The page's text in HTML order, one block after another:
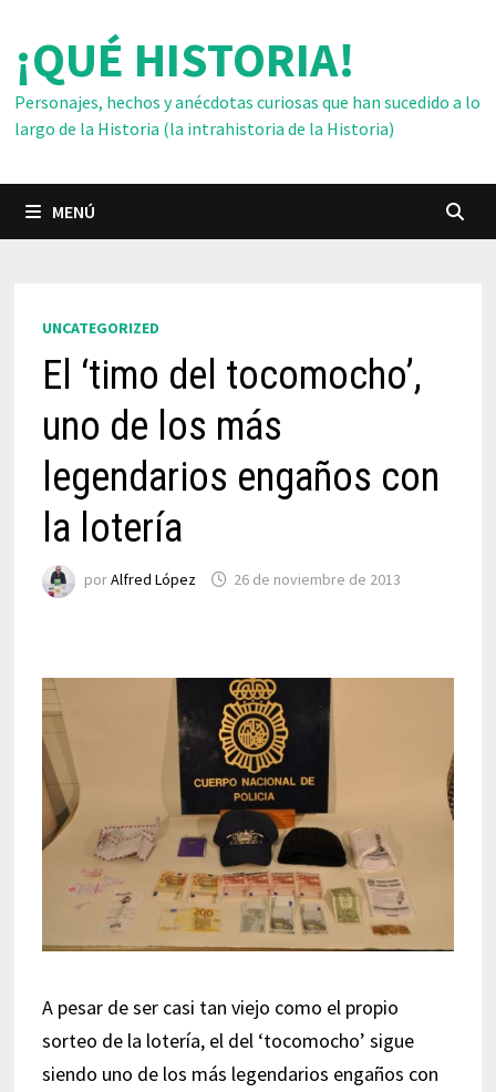
contenido
¡QUÉ HISTORIA!
Personajes, hechos y anécdotas curiosas que han sucedido a lo
largo de la Historia (la intrahistoria de la Historia)
MENÚ
UNCATEGORIZED
El ‘timo del tocomocho’,
uno de los más
legendarios engaños con
la lotería
porAlfred López 26 de noviembre de 2013
A pesar de ser casi tan viejo como el propio
sorteo de la lotería, el del ‘tocomocho’ sigue
siendo uno de los más legendarios engaños con